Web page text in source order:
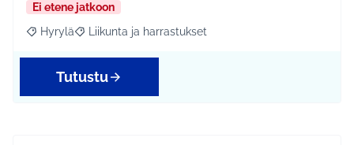
Ei etene jatkoon
Rajaa tulokset aihepiirin mukaan: Hyrylä
Hyrylä Rajaa tulokset teeman mukaan: Liikunta ja
Liikunta ja harrastukset
Tutustu